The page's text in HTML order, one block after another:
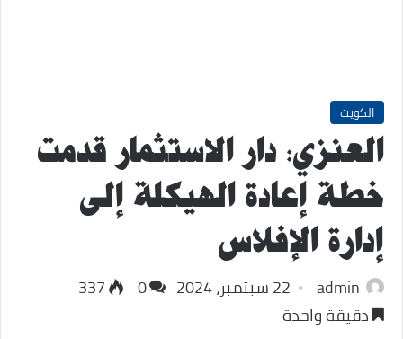
الكويت
العنزي: دار الاستثمار قدمت
خطة إعادة الهيكلة إلى
إدارة الإفلاس
admin 22 سبتمبر، 2024 0
337
دقيقة واحدة